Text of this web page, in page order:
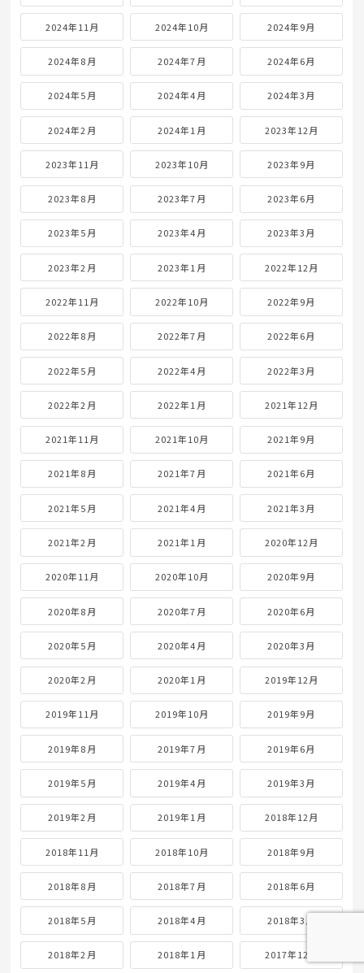
2024年11月 2024年10月 2024年9月
2024年8月 2024年7月 2024年6月
2024年5月 2024年4月 2024年3月
2024年2月 2024年1月 2023年12月
2023年11月 2023年10月 2023年9月
2023年8月 2023年7月 2023年6月
2023年5月 2023年4月 2023年3月
2023年2月 2023年1月 2022年12月
2022年11月 2022年10月 2022年9月
2022年8月 2022年7月 2022年6月
2022年5月 2022年4月 2022年3月
2022年2月 2022年1月 2021年12月
2021年11月 2021年10月 2021年9月
2021年8月 2021年7月 2021年6月
2021年5月 2021年4月 2021年3月
2021年2月 2021年1月 2020年12月
2020年11月 2020年10月 2020年9月
2020年8月 2020年7月 2020年6月
2020年5月 2020年4月 2020年3月
2020年2月 2020年1月 2019年12月
2019年11月 2019年10月 2019年9月
2019年8月 2019年7月 2019年6月
2019年5月 2019年4月 2019年3月
2019年2月 2019年1月 2018年12月
2018年11月 2018年10月 2018年9月
2018年8月 2018年7月 2018年6月
2018年5月 2018年4月 2018年3月
2018年2月 2018年1月 2017年12月